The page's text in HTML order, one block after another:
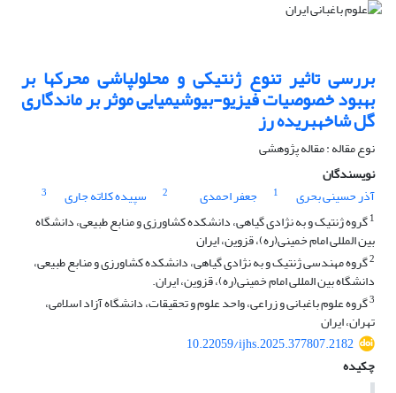
بررسی تاثیر تنوع ژنتیکی و محلولپاشی محرکها بر
بهبود خصوصیات فیزیو-بیوشیمیایی موثر بر ماندگاری
گل شاخهبریده رز
نوع مقاله : مقاله پژوهشی
نویسندگان
آذر حسینی بحری
1 جعفر احمدی 2 سپیده کلاته جاری
3
1گروه ژنتیک و به نژادی گیاهی، دانشکده کشاورزی و منابع طبیعی، دانشگاه
بین المللی امام خمینی(ره)، قزوین، ایران
2گروه مهندسی ژنتیک و به نژادی گیاهی، دانشکده کشاورزی و منابع طبیعی،
دانشگاه بین المللی امام خمینی‌(ره)، قزوین، ایران.
3گروه علوم باغبانی و زراعی، واحد علوم و تحقیقات، دانشگاه آزاد اسلامی،
تهران، ایران
10.22059/ijhs.2025.377807.2182
چکیده